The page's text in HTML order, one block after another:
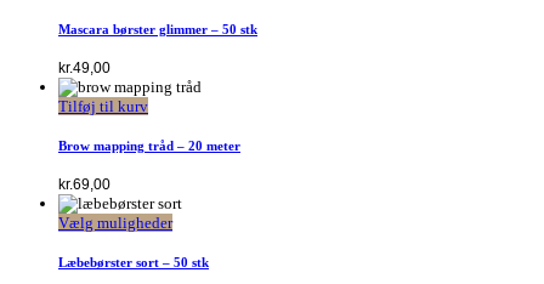
på
Mascara børster glimmer – 50 stk
kr.49,00
Tilføj til kurv
Brow mapping tråd – 20 meter
kr.69,00
Vælg mulighederDette
har
Læbebørster sort – 50 stk